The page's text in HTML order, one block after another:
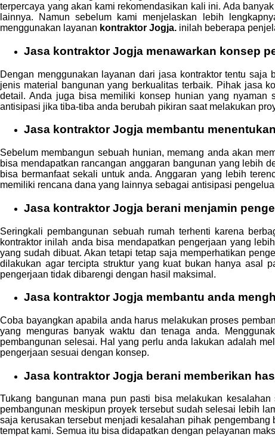
terpercaya yang akan kami rekomendasikan kali ini. Ada
lainnya. Namun sebelum kami menjelaskan lebih
menggunakan layanan kontraktor Jogja. inilah beberapa
Jasa kontraktor Jogja menawarkan konsep
Dengan menggunakan layanan dari jasa kontraktor tentu
jenis material bangunan yang berkualitas terbaik. Pihak jasa
detail. Anda juga bisa memiliki konsep hunian yang nyaman
antisipasi jika tiba-tiba anda berubah pikiran saat melakukan
Jasa kontraktor Jogja membantu
Sebelum membangun sebuah hunian, memang anda akan
bisa mendapatkan rancangan anggaran bangunan yang lebih
bisa bermanfaat sekali untuk anda. Anggaran yang lebih
memiliki rencana dana yang lainnya sebagai antisipasi
Jasa kontraktor Jogja berani menjamin
Seringkali pembangunan sebuah rumah terhenti karena
kontraktor inilah anda bisa mendapatkan pengerjaan yang
yang sudah dibuat. Akan tetapi tetap saja memperhatikan
dilakukan agar tercipta struktur yang kuat bukan hanya asal
pengerjaan tidak dibarengi dengan hasil maksimal.
Jasa kontraktor Jogja membantu anda
Coba bayangkan apabila anda harus melakukan proses
yang menguras banyak waktu dan tenaga anda.
pembangunan selesai. Hal yang perlu anda lakukan adalah
pengerjaan sesuai dengan konsep.
Jasa kontraktor Jogja berani memberikan
Tukang bangunan mana pun pasti bisa melakukan
pembangunan meskipun proyek tersebut sudah selesai lebih
saja kerusakan tersebut menjadi kesalahan pihak
tempat kami. Semua itu bisa didapatkan dengan pelayanan